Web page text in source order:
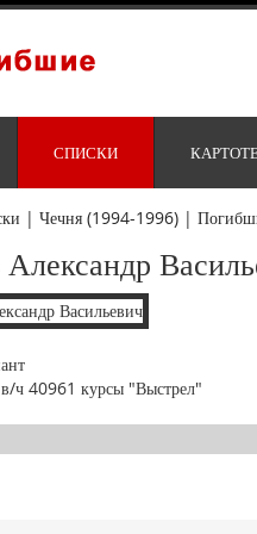
СПИСКИ
| Чечня (1994-1996) |
в/ч 40961 курсы "Выстрел"